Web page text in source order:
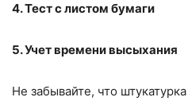
4. Тест с листом бумаги
5. Учет времени высыхания
Не забывайте, что